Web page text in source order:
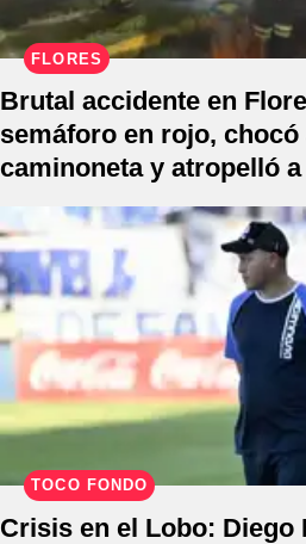
FLORES
Brutal accidente en
semáforo en rojo, chocó
caminoneta y atropelló
TOCÓ FONDO
Crisis en el Lobo: Diego